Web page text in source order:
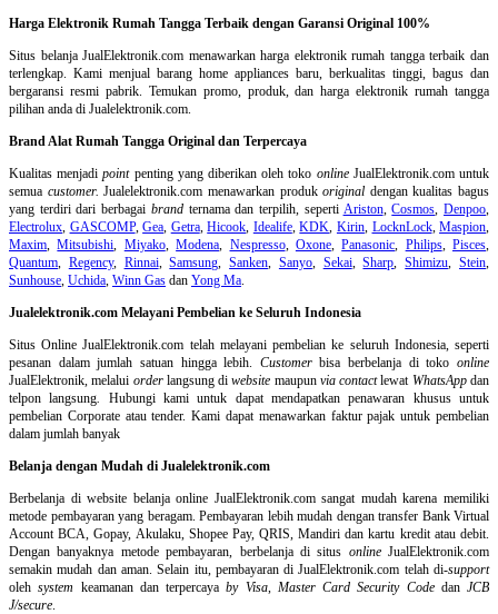
Harga Elektronik Rumah Tangga Terbaik dengan Garansi Original 100%
Situs belanjaJualElektronik.com menawarkan harga elektronik rumah tangga terbaik dan
terlengkap. Kami menjual barang home appliances baru, berkualitas tinggi, bagus dan
bergaransi resmi pabrik. Temukan promo, produk, dan harga elektronik rumah tangga
pilihan anda di Jualelektronik.com.
Brand Alat Rumah Tangga Original dan Terpercaya
Kualitas menjadipointpenting yang diberikan oleh toko onlineJualElektronik.com untuk
semua customer. Jualelektronik.com menawarkan produkoriginal dengan kualitas bagus
yang terdiri dari berbagai brandternama dan terpilih, seperti Ariston,Cosmos,Denpoo,
Electrolux, GASCOMP,Gea, Getra,Hicook, Idealife,KDK, Kirin, LocknLock,Maspion,
Maxim,Mitsubishi, Miyako,Modena, Nespresso, Oxone,Panasonic, Philips, Pisces,
Quantum, Regency, Rinnai,Samsung,Sanken, Sanyo, Sekai,Sharp,Shimizu,Stein,
Sunhouse, Uchida, Winn Gas dan Yong Ma.
Jualelektronik.com Melayani Pembelian ke Seluruh Indonesia
Situs Online JualElektronik.com telah melayani pembelian ke seluruh Indonesia, seperti
pesanan dalam jumlah satuan hingga lebih. Customerbisa berbelanja di tokoonline
JualElektronik, melalui orderlangsung diwebsite maupun via contactlewat WhatsAppdan
telpon langsung. Hubungi kami untuk dapat mendapatkan penawaran khusus untuk
pembelian Corporate atau tender. Kami dapat menawarkan faktur pajak untuk pembelian
dalam jumlah banyak
Belanja dengan Mudah di Jualelektronik.com
Berbelanja diwebsite belanja online JualElektronik.com sangat mudah karena memiliki
metode pembayaran yang beragam. Pembayaran lebih mudah dengan transfer Bank Virtual
Account BCA, Gopay, Akulaku, Shopee Pay, QRIS, Mandiri dan kartu kredit atau debit.
Dengan banyaknya metode pembayaran, berbelanja di situs onlineJualElektronik.com
semakin mudah dan aman. Selain itu, pembayaran di JualElektronik.com telah di-support
olehsystem keamanan dan terpercayaby Visa, Master Card Security Codedan JCB
J/secure.